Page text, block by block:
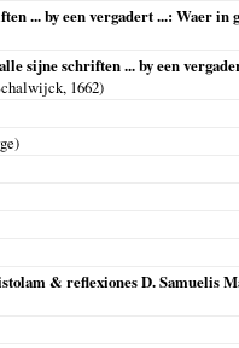
... by een vergadert ...: Waer in
sijne schriften ... by een
1662)
& reflexiones D. Samuelis